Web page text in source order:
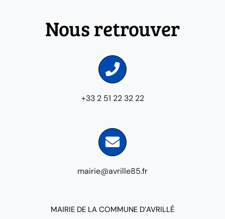
Nous retrouver
+33 2 51 22 32 22
mairie@avrille85.fr
MAIRIE DE LA COMMUNE D’AVRILLÉ